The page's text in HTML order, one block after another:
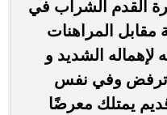
القدم الشراب في
مقابل المراهنات
الشديد و
ترفض وفي نفس
يمتلك معرضًا